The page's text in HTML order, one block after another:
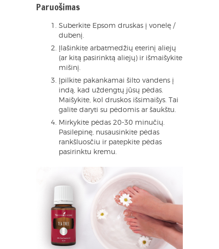
Paruošimas
Suberkite Epsom druskas į vonelę /
dubenį.
Įlašinkite arbatmedžių eterinį aliejų
(ar kitą pasirinktą aliejų) ir išmaišykite
mišinį.
Įpilkite pakankamai šilto vandens į
indą, kad uždengtų jūsų pėdas.
Maišykite, kol druskos išsimaišys. Tai
galite daryti su pėdomis ar šaukštu.
Mirkykite pėdas 20-30 minučių.
Pasilepinę, nusausinkite pėdas
rankšluosčiu ir patepkite pėdas
pasirinktu kremu.